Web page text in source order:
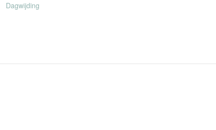
Dagwijding